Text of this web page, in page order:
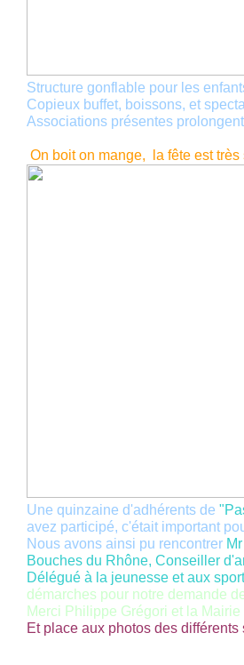
Structure gonflable pour les
Copieux buffet, boissons, et
Associations présentes
On boit on mange, la fête est
Une quinzaine d'adhérents de
avez participé, c'était important
Nous avons ainsi pu rencontrer
Bouches du Rhône, Conseiller
Délégué à la jeunesse et aux
démarches pour notre demande
Merci Philippe Grégori et la
Et place aux photos des différents